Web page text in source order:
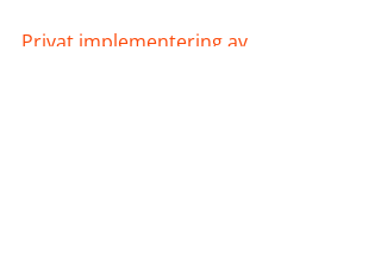
Privat implementering av